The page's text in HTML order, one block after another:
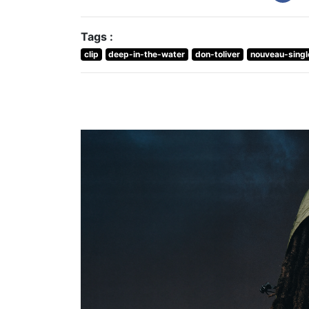
Tags :
clip deep-in-the-water don-toliver nouveau-